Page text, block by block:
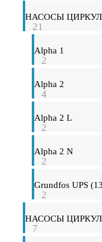
НАСОСЫ
21
Alpha 1
2
Alpha 2
4
Alpha 2 L
2
Alpha 2 N
2
Grundfos UPS
2
НАСОСЫ
7